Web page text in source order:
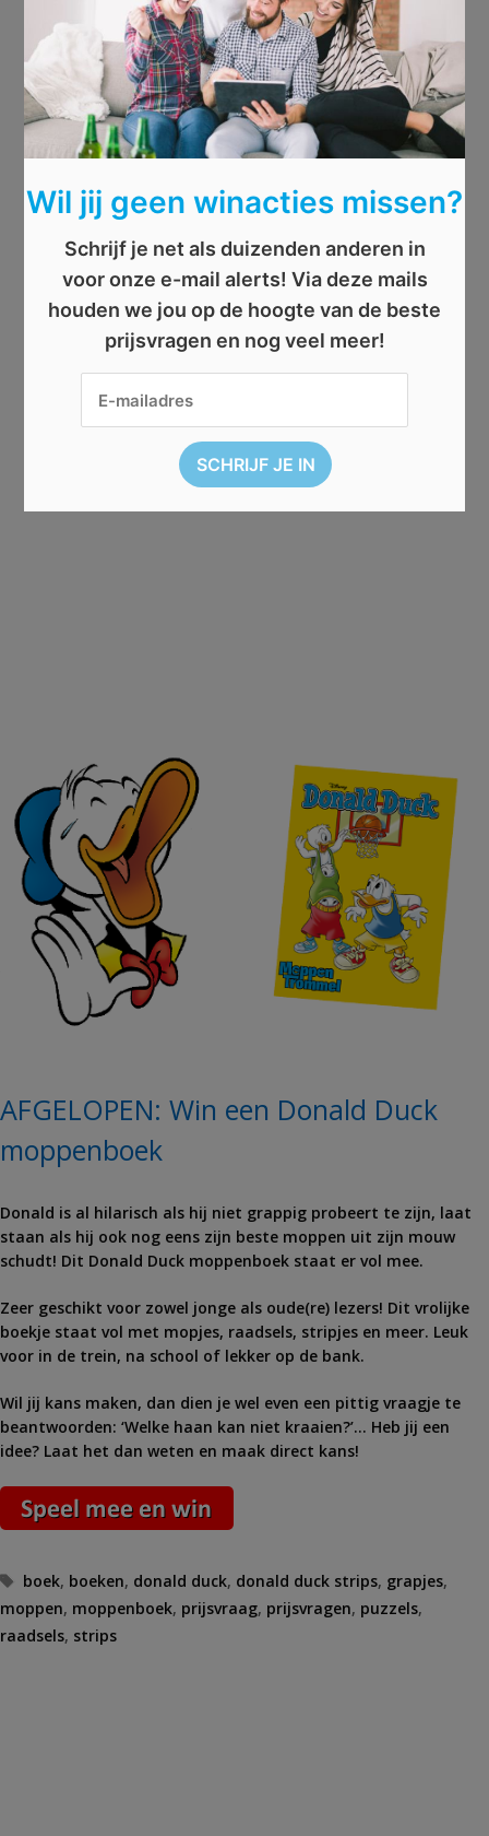
AFGELOPEN: Win een Donald Duck
moppenboek
Donald is al hilarisch als hij niet grappig probeert te zijn, laat
staan als hij ook nog eens zijn beste moppen uit zijn mouw
schudt! Dit Donald Duck moppenboek staat er vol mee.
Zeer geschikt voor zowel jonge als oude(re) lezers! Dit vrolijke
boekje staat vol met mopjes, raadsels, stripjes en meer. Leuk
voor in de trein, na school of lekker op de bank.
Wil jij kans maken, dan dien je wel even een pittig vraagje te
beantwoorden: ‘Welke haan kan niet kraaien?’… Heb jij een
idee? Laat het dan weten en maak direct kans!
Tags
boek, boeken, donald duck, donald duck strips, grapjes,
moppen, moppenboek, prijsvraag, prijsvragen, puzzels,
raadsels, strips
Wil jij geen winacties missen?
Schrijf je net als duizenden anderen in
voor onze e-mail alerts! Via deze mails
houden we jou op de hoogte van de beste
prijsvragen en nog veel meer!